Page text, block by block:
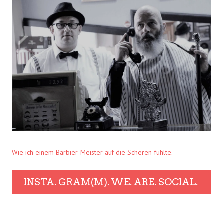
Wie ich einem Barbier-Meister auf die Scheren fühlte.
INSTA. GRAM(M). WE. ARE. SOCIAL.